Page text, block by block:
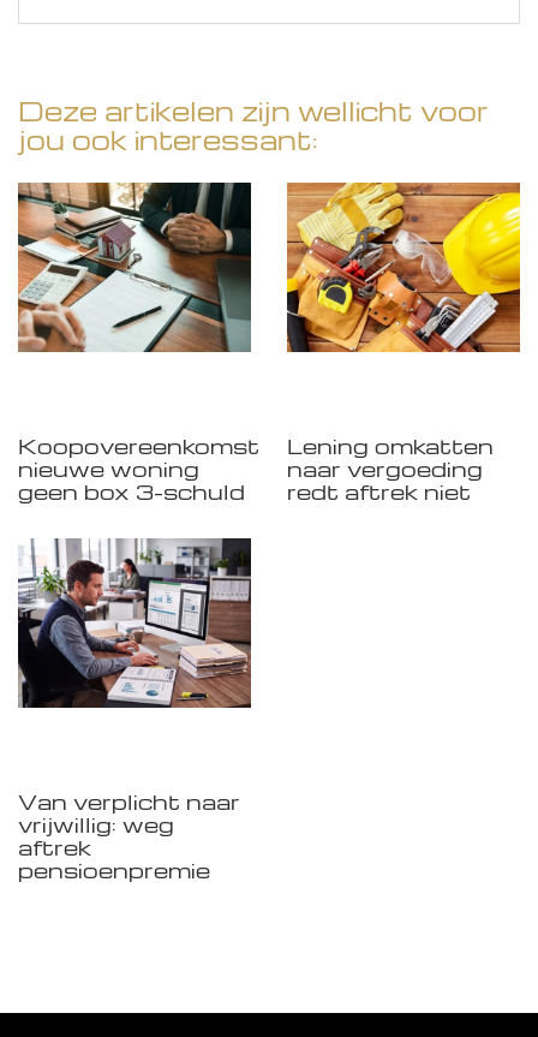
Deze artikelen zijn wellicht voor
jou ook interessant:
Koopovereenkomst
nieuwe woning
geen box 3-schuld
Lening omkatten
naar vergoeding
redt aftrek niet
Van verplicht naar
vrijwillig: weg
aftrek
pensioenpremie